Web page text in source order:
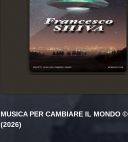
MUSICA PER CAMBIARE IL MONDO ©
(2026)